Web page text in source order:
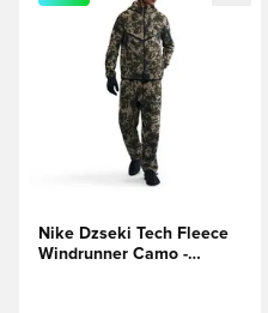
Nike Dzseki Tech Fleece
Windrunner Camo -